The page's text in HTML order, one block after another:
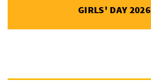
GIRLS' DAY 2026